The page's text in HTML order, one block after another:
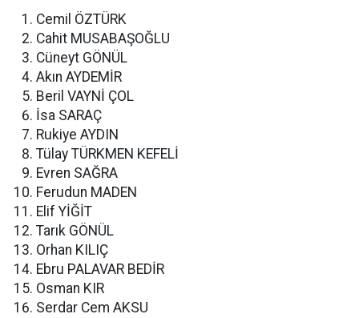
Cemil ÖZTÜRK
Cahit MUSABAŞOĞLU
Cüneyt GÖNÜL
Akın AYDEMİR
Beril VAYNİ ÇOL
İsa SARAÇ
Rukiye AYDIN
Tülay TÜRKMEN KEFELİ
Evren SAĞRA
Ferudun MADEN
Elif YİĞİT
Tarık GÖNÜL
Orhan KILIÇ
Ebru PALAVAR BEDİR
Osman KIR
Serdar Cem AKSU